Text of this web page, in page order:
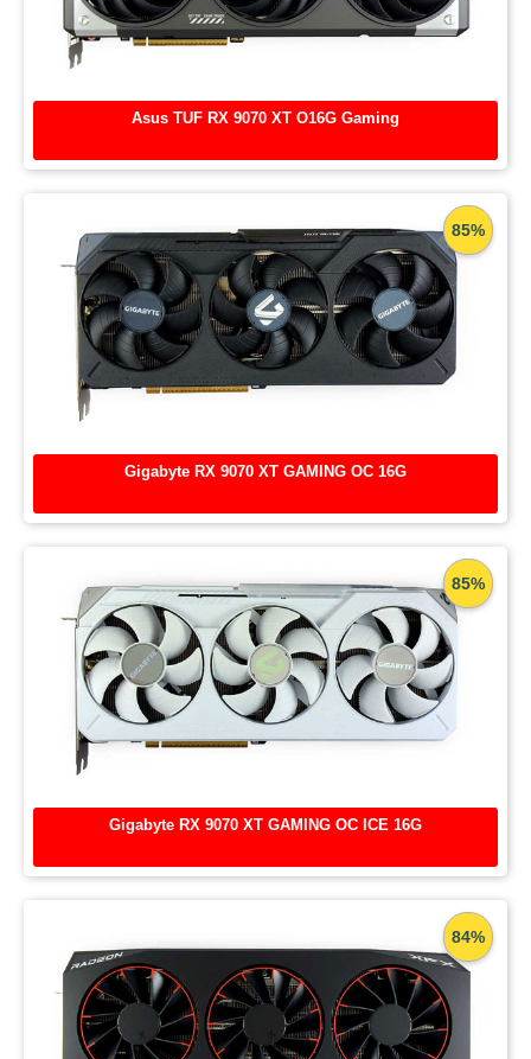
Asus TUF RX 9070 XT O16G Gaming
Gigabyte RX 9070 XT GAMING OC 16G
85%
Gigabyte RX 9070 XT GAMING OC ICE 16G
85%
84%